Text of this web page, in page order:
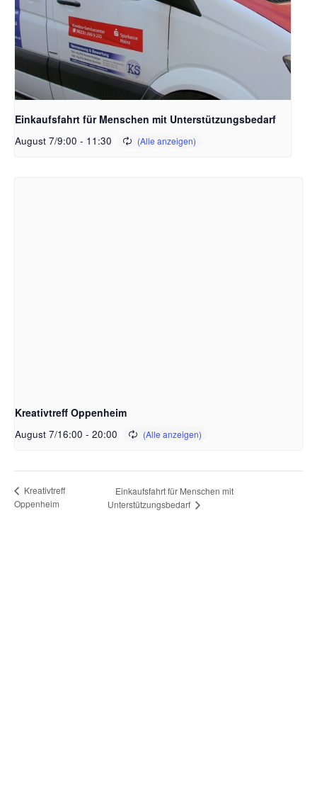
Einkaufsfahrt für Menschen mit Unterstützungsbedarf
August 7/9:00 - 11:30
Kreativtreff Oppenheim
August 7/16:00 - 20:00
Kreativtreff
Oppenheim
Einkaufsfahrt für Menschen mit
Unterstützungsbedarf